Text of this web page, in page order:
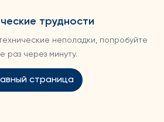
трудности
неполадки, попробуйте
раз через минуту.
страница